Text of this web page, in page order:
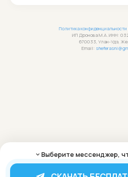
Политика конфиденциальности
ИП Дронова М.А. ИНН:
670033, Улан-Удэ,
Email:
Выберите мессенджер,